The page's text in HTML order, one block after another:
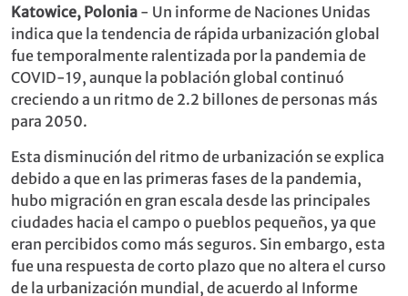
Katowice, Polonia - Un informe de Naciones Unidas
indica que la tendencia de rápida urbanización global
fue temporalmente ralentizada por la pandemia de
COVID-19, aunque la población global continuó
creciendo a un ritmo de 2.2 billones de personas más
para 2050.
Esta disminución del ritmo de urbanización se explica
debido a que en las primeras fases de la pandemia,
hubo migración en gran escala desde las principales
ciudades hacia el campo o pueblos pequeños, ya que
eran percibidos como más seguros. Sin embargo, esta
fue una respuesta de corto plazo que no altera el curso
de la urbanización mundial, de acuerdo al Informe